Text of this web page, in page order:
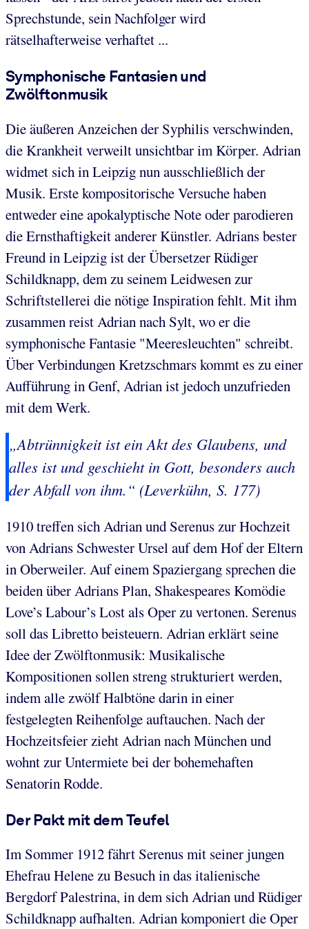
Sprechstunde, sein Nachfolger wird
rätselhafterweise verhaftet ...
Symphonische Fantasien und
Zwölftonmusik
Die äußeren Anzeichen der Syphilis verschwinden,
die Krankheit verweilt unsichtbar im Körper. Adrian
widmet sich in Leipzig nun ausschließlich der
Musik. Erste kompositorische Versuche haben
entweder eine apokalyptische Note oder parodieren
die Ernsthaftigkeit anderer Künstler. Adrians bester
Freund in Leipzig ist der Übersetzer Rüdiger
Schildknapp, dem zu seinem Leidwesen zur
Schriftstellerei die nötige Inspiration fehlt. Mit ihm
zusammen reist Adrian nach Sylt, wo er die
symphonische Fantasie "Meeresleuchten" schreibt.
Über Verbindungen Kretzschmars kommt es zu einer
Aufführung in Genf, Adrian ist jedoch unzufrieden
mit dem Werk.
„Abtrünnigkeit ist ein Akt des Glaubens, und
alles ist und geschieht in Gott, besonders auch
der Abfall von ihm.“ (Leverkühn, S. 177)
1910 treffen sich Adrian und Serenus zur Hochzeit
von Adrians Schwester Ursel auf dem Hof der Eltern
in Oberweiler. Auf einem Spaziergang sprechen die
beiden über Adrians Plan, Shakespeares Komödie
Love’s Labour’s Lost als Oper zu vertonen. Serenus
soll das Libretto beisteuern. Adrian erklärt seine
Idee der Zwölftonmusik: Musikalische
Kompositionen sollen streng strukturiert werden,
indem alle zwölf Halbtöne darin in einer
festgelegten Reihenfolge auftauchen. Nach der
Hochzeitsfeier zieht Adrian nach München und
wohnt zur Untermiete bei der bohemehaften
Senatorin Rodde.
Der Pakt mit dem Teufel
Im Sommer 1912 fährt Serenus mit seiner jungen
Ehefrau Helene zu Besuch in das italienische
Bergdorf Palestrina, in dem sich Adrian und Rüdiger
Schildknapp aufhalten. Adrian komponiert die Oper